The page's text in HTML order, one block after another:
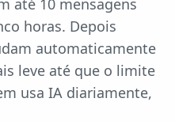
até 10 mensagens
horas. Depois
automaticamente
leve até que o limite
usa IA diariamente,